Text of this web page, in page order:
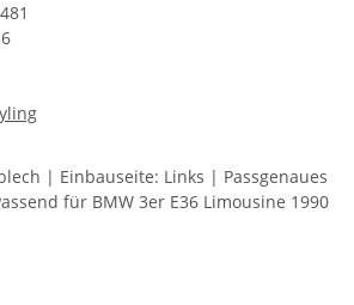
| Einbauseite: Links | Passgenaues
für BMW 3er E36 Limousine 1990